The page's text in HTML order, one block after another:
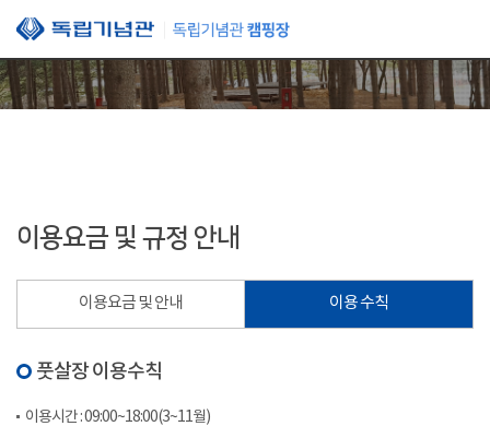
본문 바로가기
이용요금 및 규정 안내
이용요금 및 안내 이용 수칙
풋살장 이용수칙
이용시간 : 09:00~18:00(3~11월)